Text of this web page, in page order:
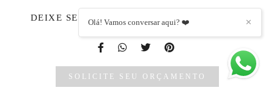
DEIXE SEU COMENTÁRIO, COMPARTILHE!
SOLICITE SEU ORÇAMENTO
✕
Olá! Vamos conversar aqui? ❤️